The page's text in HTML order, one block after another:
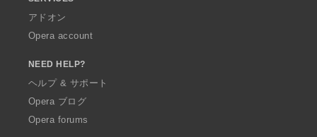
アドオン
Opera account
NEED HELP?
ヘルプ & サポート
Opera ブログ
Opera forums